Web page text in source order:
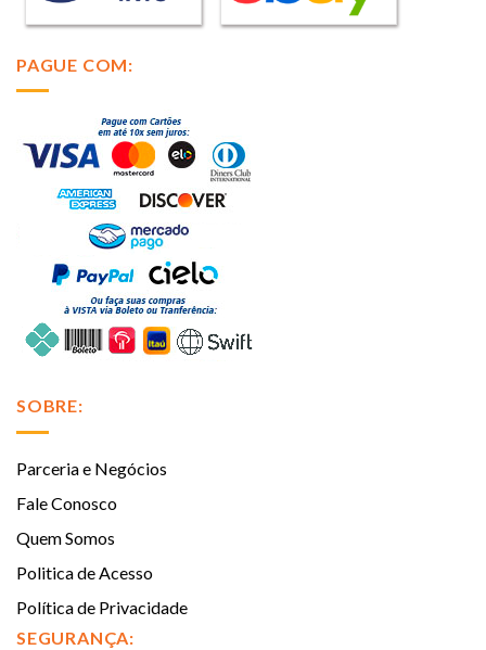
PAGUE COM:
SOBRE:
Parceria e Negócios
Fale Conosco
Quem Somos
Politica de Acesso
Política de Privacidade
SEGURANÇA: